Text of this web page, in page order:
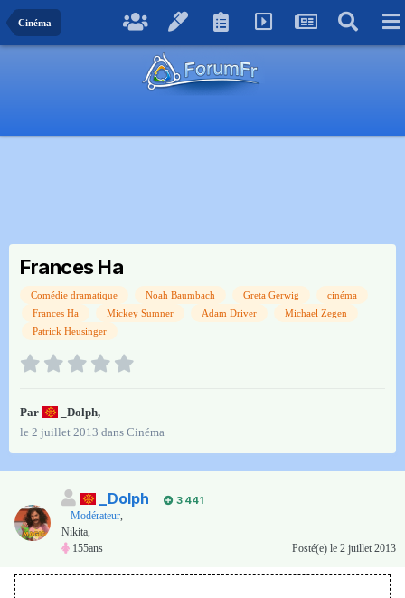
Cinéma
Frances Ha
Comédie dramatique Noah Baumbach Greta Gerwig
cinéma
Frances Ha
Mickey Sumner Adam Driver
Michael Zegen
Patrick Heusinger
Par _Dolph,
le 2 juillet 2013 dans Cinéma
_Dolph
3 441
Modérateur,
Nikita,
155ans
Posté(e) le 2 juillet 2013